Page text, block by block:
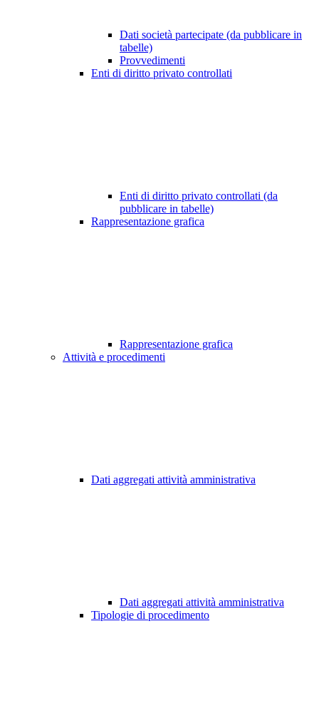
Dati società partecipate (da pubblicare in
tabelle)
Provvedimenti
Enti di diritto privato controllati
Enti di diritto privato controllati (da
pubblicare in tabelle)
Rappresentazione grafica
Rappresentazione grafica
Attività e procedimenti
Dati aggregati attività amministrativa
Dati aggregati attività amministrativa
Tipologie di procedimento